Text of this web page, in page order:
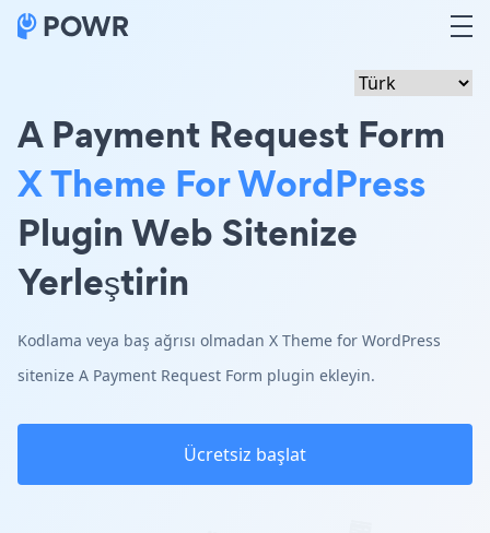
A Payment Request Form
X Theme For WordPress
Plugin Web Sitenize
Yerleştirin
Kodlama veya baş ağrısı olmadan X Theme for WordPress
sitenize A Payment Request Form plugin ekleyin.
Ücretsiz başlat